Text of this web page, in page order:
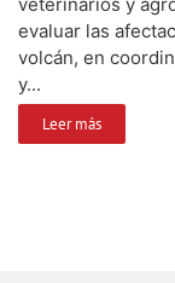
evaluar las
volcán, en
y...
Leer más